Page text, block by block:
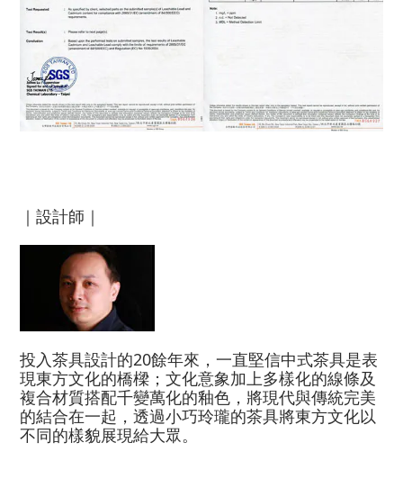
｜設計師｜
投入茶具設計的20餘年來，一直堅信中式茶具是表
現東方文化的橋樑；文化意象加上多樣化的線條及
複合材質搭配千變萬化的釉色，將現代與傳統完美
的結合在一起，透過小巧玲瓏的茶具將東方文化以
不同的樣貌展現給大眾。